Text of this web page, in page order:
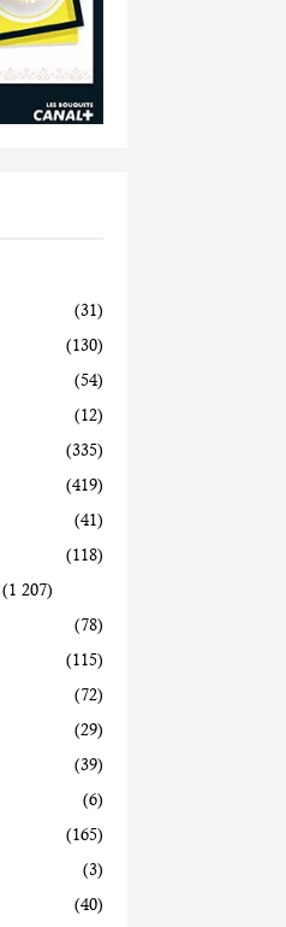
(31)
(130)
(54)
(12)
(335)
(419)
(41)
(118)
(1 207)
(78)
(115)
(72)
(29)
(39)
(6)
(165)
(3)
(40)